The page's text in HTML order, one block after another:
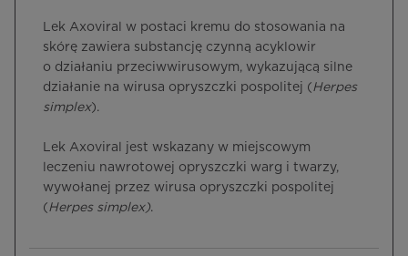
Lek Axoviral w postaci kremu do stosowania na
skórę zawiera substancję czynną acyklowir
o działaniu przeciwwirusowym, wykazującą silne
działanie na wirusa opryszczki pospolitej (Herpes
simplex).
Lek Axoviral jest wskazany w miejscowym
leczeniu nawrotowej opryszczki warg i twarzy,
wywołanej przez wirusa opryszczki pospolitej
(Herpes simplex).